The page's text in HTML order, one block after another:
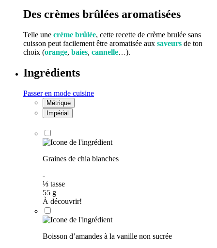
Des crèmes brûlées aromatisées
Telle une crème brûlée, cette recette de crème brulée sans
cuisson peut facilement être aromatisée aux saveurs de ton
choix (orange, baies, cannelle…).
Ingrédients
Passer en mode cuisine
Métrique
Impérial
Graines de chia blanches
-
⅓ tasse
55 g
À découvrir!
Boisson d’amandes à la vanille non sucrée